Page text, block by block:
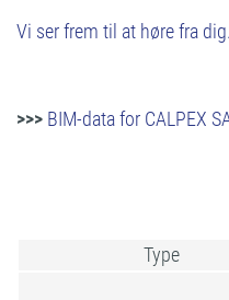
Vi ser frem til at høre fra dig.
>>> BIM-data for CALPEX
Type